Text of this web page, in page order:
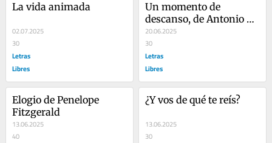
La vida animada
02.07.2025
30
Letras
Libres
Un momento de
descanso, de Antonio
Orejudo
20.06.2025
30
Letras
Libres
Elogio de Penelope
Fitzgerald
13.06.2025
40
¿Y vos de qué te reís?
13.06.2025
30